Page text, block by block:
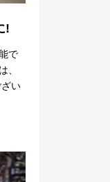
!
で
、
い